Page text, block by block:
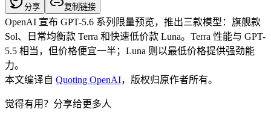
分享 复制链接
OpenAI 宣布 GPT-5.6 系列限量预览，推出三款模型：旗舰款
Sol、日常均衡款 Terra 和快速低价款 Luna。Terra 性能与 GPT-
5.5 相当，但价格便宜一半；Luna 则以最低价格提供强劲能
力。
本文编译自 Quoting OpenAI，版权归原作者所有。
觉得有用？分享给更多人